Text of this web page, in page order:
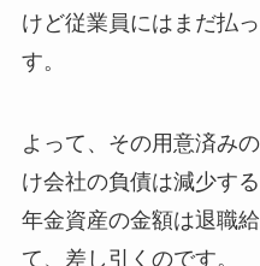
けど従業員にはまだ払っ
す。
よって、 その用意済み
け会社の負債は減少す
年金資産の金額は退職
て、差し引くのです。